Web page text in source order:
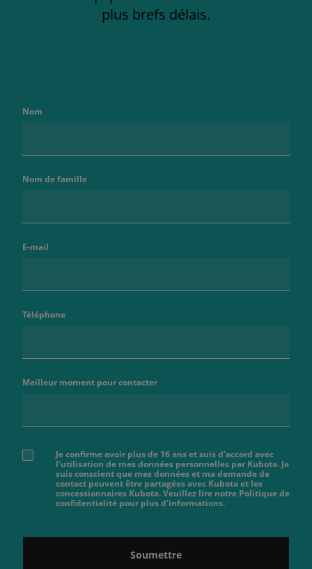
plus brefs délais.
Nom
Nom de famille
E-mail
Téléphone
Meilleur moment pour contacter
Je confirme avoir plus de 16 ans et suis d'accord avec
l'utilisation de mes données personnelles par Kubota. Je
suis conscient que mes données et ma demande de
contact peuvent être partagées avec Kubota et les
concessionnaires Kubota. Veuillez lire notre Politique de
confidentialité pour plus d'informations.
Soumettre